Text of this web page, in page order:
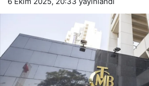
eri
Raporu’n